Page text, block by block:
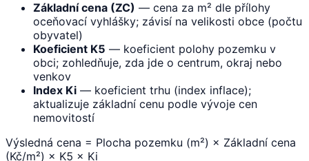
Základní cena (ZC) — cena za m² dle přílohy
oceňovací vyhlášky; závisí na velikosti obce (počtu
obyvatel)
Koeficient K5 — koeficient polohy pozemku v
obci; zohledňuje, zda jde o centrum, okraj nebo
venkov
Index Ki — koeficient trhu (index inflace);
aktualizuje základní cenu podle vývoje cen
nemovitostí
Výsledná cena = Plocha pozemku (m²) × Základní cena
(Kč/m²) × K5 × Ki